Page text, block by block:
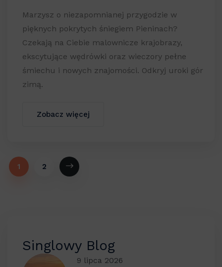
Marzysz o niezapomnianej przygodzie w
pięknych pokrytych śniegiem Pieninach?
Czekają na Ciebie malownicze krajobrazy,
ekscytujące wędrówki oraz wieczory pełne
śmiechu i nowych znajomości. Odkryj uroki gór
zimą.
Zobacz więcej
1 2
Singlowy Blog
9 lipca 2026